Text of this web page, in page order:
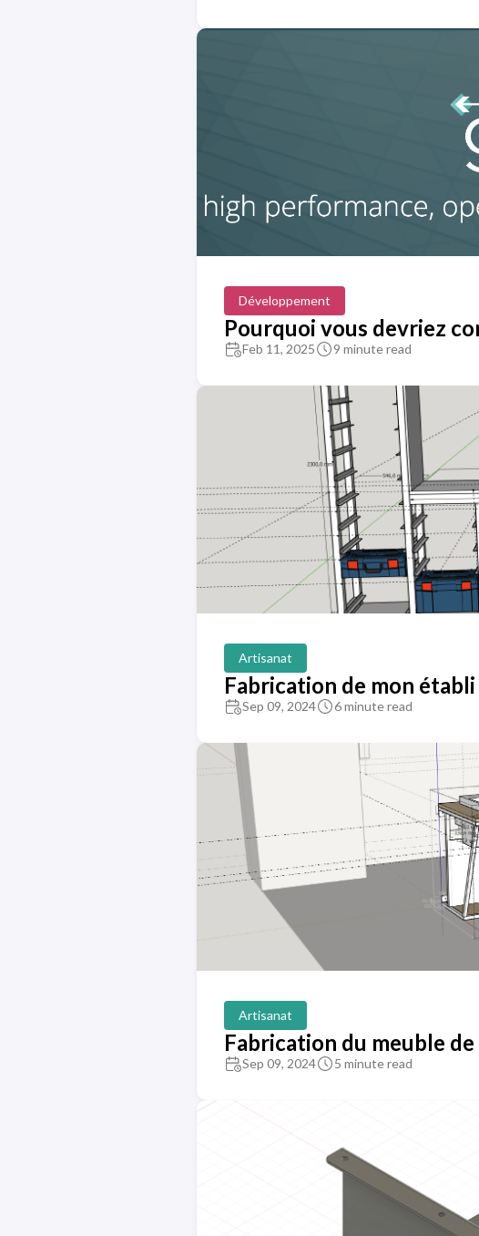
Développement
Pourquoi vous devriez
Feb 11, 2025 9 minute read
Artisanat
Fabrication de mon
Sep 09, 2024 6 minute read
Artisanat
Fabrication du meuble
Sep 09, 2024 5 minute read